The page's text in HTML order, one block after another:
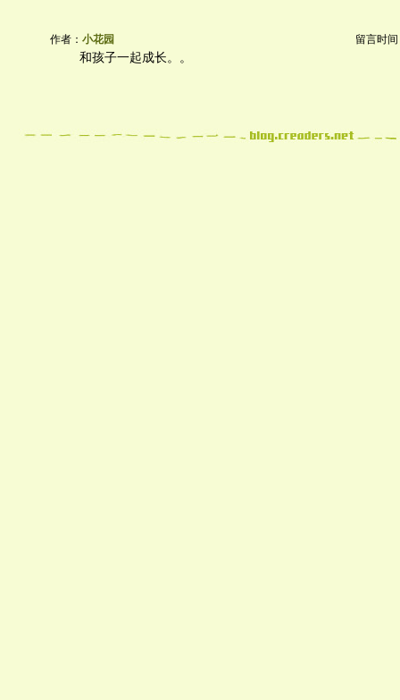
作者： 小花园 留言时间
和孩子一起成长。。